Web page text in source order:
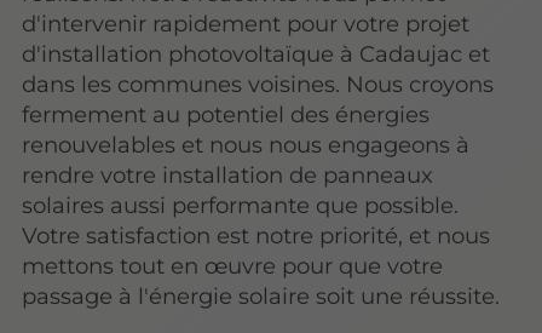
d'intervenir rapidement pour votre projet
d'installation photovoltaïque à Cadaujac et
dans les communes voisines. Nous croyons
fermement au potentiel des énergies
renouvelables et nous nous engageons à
rendre votre installation de panneaux
solaires aussi performante que possible.
Votre satisfaction est notre priorité, et nous
mettons tout en œuvre pour que votre
passage à l'énergie solaire soit une réussite.